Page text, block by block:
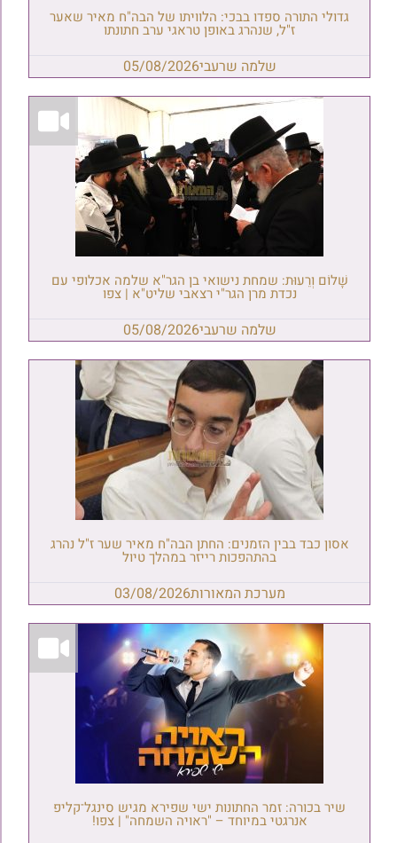
גדולי התורה ספדו בבכי: הלוויתו של הבה"ח מאיר שאער
ז"ל, שנהרג באופן טראגי ערב חתונתו
שלמה שרעבי05/08/2026
שָׁלוֹם וְרֵעוּת: שמחת נישואי בן הגר"א שלמה אכלופי עם
נכדת מרן הגר"י רצאבי שליט"א | צפו
שלמה שרעבי05/08/2026
אסון כבד בבין הזמנים: החתן הבה"ח מאיר שער ז"ל נהרג
בהתהפכות רייזר במהלך טיול
מערכת המאורות03/08/2026
שיר בכורה: זמר החתונות ישי שפירא מגיש סינגל־קליפ
אנרגטי במיוחד – "ראויה השמחה" | צפו!